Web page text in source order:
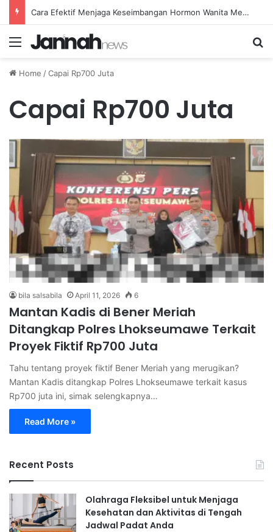
Cara Efektif Menjaga Keseimbangan Hormon Wanita Menjelang Menopause
Menu
Home /Capai Rp700 Juta
Capai Rp700 Juta
bila salsabila April 11, 2026 6
Mantan Kadis di Bener Meriah
Ditangkap Polres Lhokseumawe Terkait
Proyek Fiktif Rp700 Juta
Tahu tentang proyek fiktif Bener Meriah yang merugikan?
Mantan Kadis ditangkap Polres Lhokseumawe terkait kasus
Rp700 juta ini, simak selengkapnya…
Read More »
Recent Posts
Olahraga Fleksibel untuk Menjaga
Kesehatan dan Aktivitas di Tengah
Jadwal Padat Anda